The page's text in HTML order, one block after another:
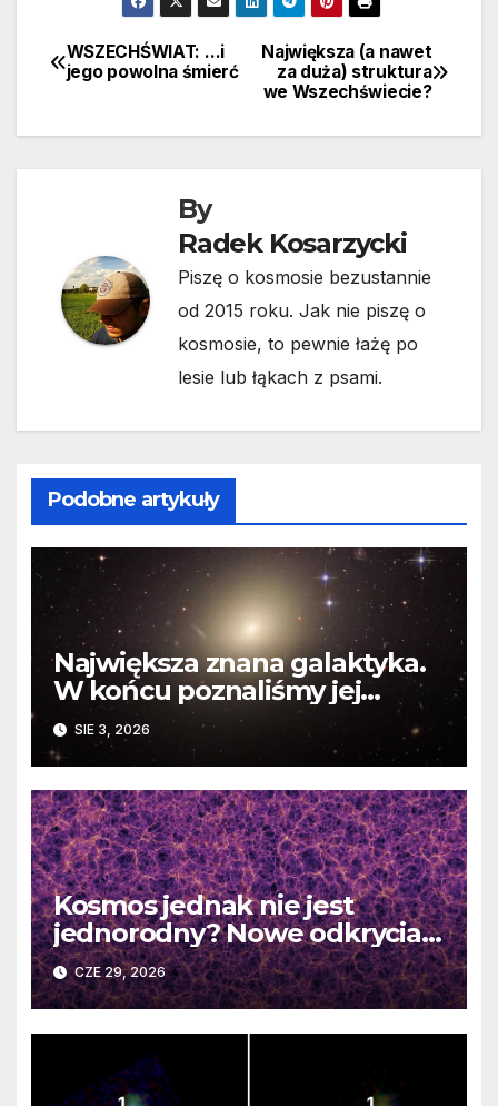
Nawigacja
Największa (a nawet
za duża) struktura
we Wszechświecie?
WSZECHŚWIAT: …i
jego powolna śmierć
By
Radek Kosarzycki
Piszę o kosmosie bezustannie
od 2015 roku. Jak nie piszę o
kosmosie, to pewnie łażę po
lesie lub łąkach z psami.
Podobne artykuły
Największa znana galaktyka.
W końcu poznaliśmy jej
faktyczne wymiary
SIE 3, 2026
Kosmos jednak nie jest
jednorodny? Nowe odkrycia
DESI burzą fundamentalne
zasady kosmologii
CZE 29, 2026